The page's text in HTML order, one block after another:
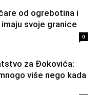
od ogrebotina i
svoje granice
0
za Đokovića:
više nego kada